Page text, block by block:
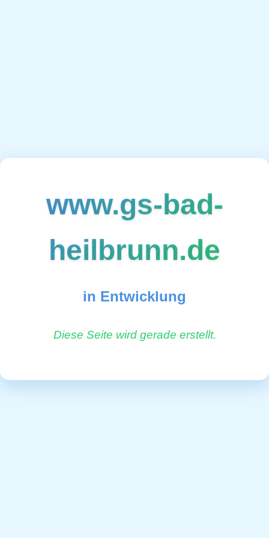
www.gs-bad-
heilbrunn.de
in Entwicklung
Diese Seite wird gerade erstellt.